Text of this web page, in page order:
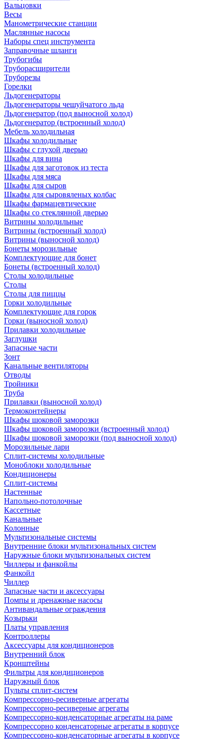
Вальцовки
Весы
Манометрические станции
Маслянные насосы
Наборы спец инструмента
Заправочные шланги
Трубогибы
Труборасширители
Труборезы
Горелки
Льдогенераторы
Льдогенераторы чешуйчатого льда
Льдогенератор (под выносной холод)
Льдогенератор (встроенный холод)
Мебель холодильная
Шкафы холодильные
Шкафы с глухой дверью
Шкафы для вина
Шкафы для заготовок из теста
Шкафы для мяса
Шкафы для сыров
Шкафы для сыровяленых колбас
Шкафы фармацевтические
Шкафы со стеклянной дверью
Витрины холодильные
Витрины (встроенный холод)
Витрины (выносной холод)
Бонеты морозильные
Комплектующие для бонет
Бонеты (встроенный холод)
Столы холодильные
Столы
Столы для пиццы
Горки холодильные
Комплектующие для горок
Горки (выносной холод)
Прилавки холодильные
Заглушки
Запасные части
Зонт
Канальные вентиляторы
Отводы
Тройники
Труба
Прилавки (выносной холод)
Термоконтейнеры
Шкафы шоковой заморозки
Шкафы шоковой заморозки (встроенный холод)
Шкафы шоковой заморозки (под выносной холод)
Морозильные лари
Сплит-системы холодильные
Моноблоки холодильные
Кондиционеры
Сплит-системы
Настенные
Напольно-потолочные
Кассетные
Канальные
Колонные
Мультизональные системы
Внутренние блоки мультизональных систем
Наружные блоки мультизональных систем
Чиллеры и фанкойлы
Фанкойл
Чиллер
Запасные части и аксессуары
Помпы и дренажные насосы
Антивандальные ограждения
Козырьки
Платы управления
Контроллеры
Аксессуары для кондиционеров
Внутренний блок
Кронштейны
Фильтры для кондиционеров
Наружный блок
Пульты сплит-систем
Компрессорно-ресиверные агрегаты
Компрессорно-ресиверные агрегаты
Компрессорно-конденсаторные агрегаты на раме
Компрессорно конденсаторные агрегаты в корпусе
Компрессорно-конденсаторные агрегаты в корпусе